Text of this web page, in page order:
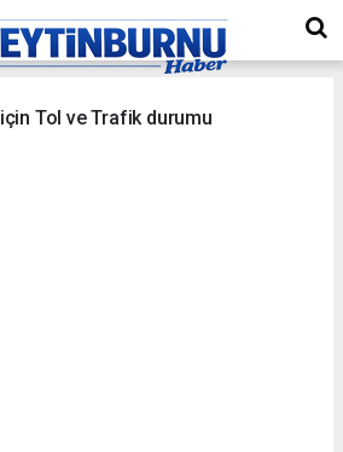
için Tol ve Trafik durumu